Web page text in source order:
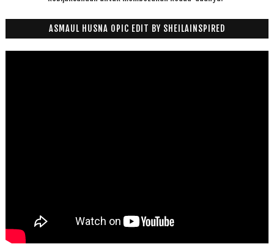
ASMAUL HUSNA OPIC EDIT BY SHEILAINSPIRED